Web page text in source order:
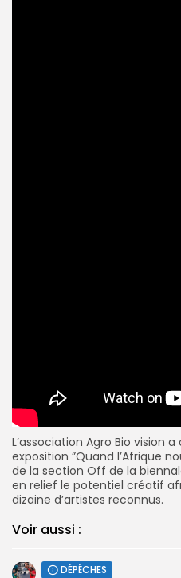
L’association Agro Bio vision
exposition ”Quand l’Afrique
de la section Off de la
en relief le potentiel créatif
dizaine d’artistes reconnus.
Voir aussi :
DÉPÊCHES